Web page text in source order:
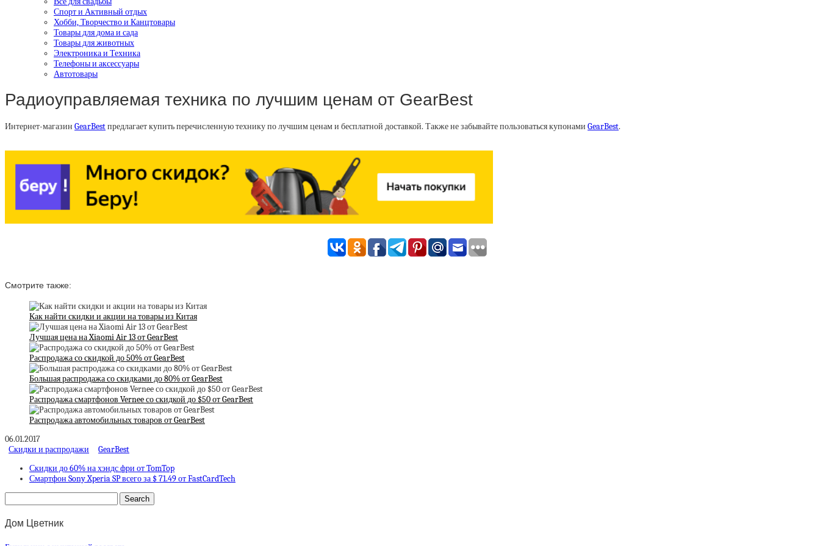
Спорт и Активный отдых
Хобби, Творчество и Канцтовары
Товары для дома и сада
Товары для животных
Электроника и Техника
Телефоны и аксессуары
Автотовары
Радиоуправляемая техника по лучшим ценам от GearBest
Интернет-магазин GearBestпредлагает купить перечисленную технику по лучшим ценам и бесплатной доставкой. Также не забывайте пользоваться купонами GearBest.
Смотрите также:
Как найти скидки и акции на товары из Китая
Лучшая цена на Xiaomi Air 13 от GearBest
Распродажа со скидкой до 50% от GearBest
Большая распродажа со скидками до 80% от GearBest
Распродажа смартфонов Vernee со скидкой до $50 от GearBest
Распродажа автомобильных товаров от GearBest
06.01.2017
Скидки и распродажи
GearBest
Скидки до 60% на хэндс фри от TomTop
Смартфон Sony Xperia SP всего за $ 71.49 от FastCardTech
Дом Цветник